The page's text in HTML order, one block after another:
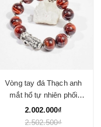
Vòng tay đá Thạch anh
mắt hổ tự nhiên phối
charm - Mẫu VC0234 -
Ngọc Quý
2.002.000₫
2.502.500₫